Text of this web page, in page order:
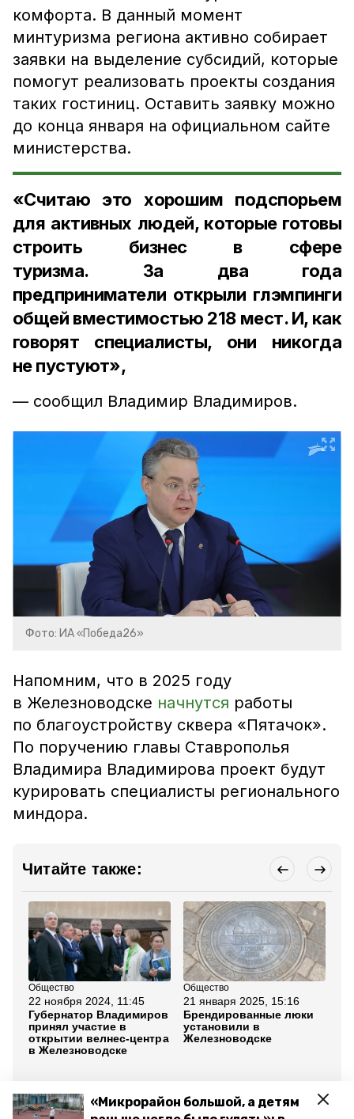
«Микрорайон большой, а детям
комфорта. В данный момент
минтуризма региона активно собирает
заявки на выделение субсидий, которые
помогут реализовать проекты создания
таких гостиниц. Оставить заявку можно
до конца января на официальном сайте
министерства.
«Считаю это хорошим подспорьем
для активных людей, которые готовы
строить бизнес в сфере
туризма. За два года
предприниматели открыли глэмпинги
общей вместимостью 218 мест. И, как
говорят специалисты, они никогда
не пустуют»,
— сообщил Владимир Владимиров.
Фото: ИА «Победа26»
Напомним, что в 2025 году
в Железноводске начнутся работы
по благоустройству сквера «Пятачок».
По поручению главы Ставрополья
Владимира Владимирова проект будут
курировать специалисты регионального
миндора.
Читайте также:
Общество
22 ноября 2024, 11:45
Губернатор Владимиров
принял участие в
открытии велнес-центра
в Железноводске
Общество
21 января 2025, 15:16
Брендированные люки
установили в
Железноводске
Все новости